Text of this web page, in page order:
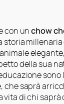
con unchow
storia millenaria
della sua
sono
che saprà
vita di chi